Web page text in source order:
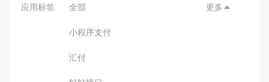
应用标签 全部
小程序支付
汇付
更多 